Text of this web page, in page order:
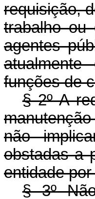
requisição,
trabalho ou
agentes
funções de
§ 2º A
não
obstadas a
entidade
§ 3º